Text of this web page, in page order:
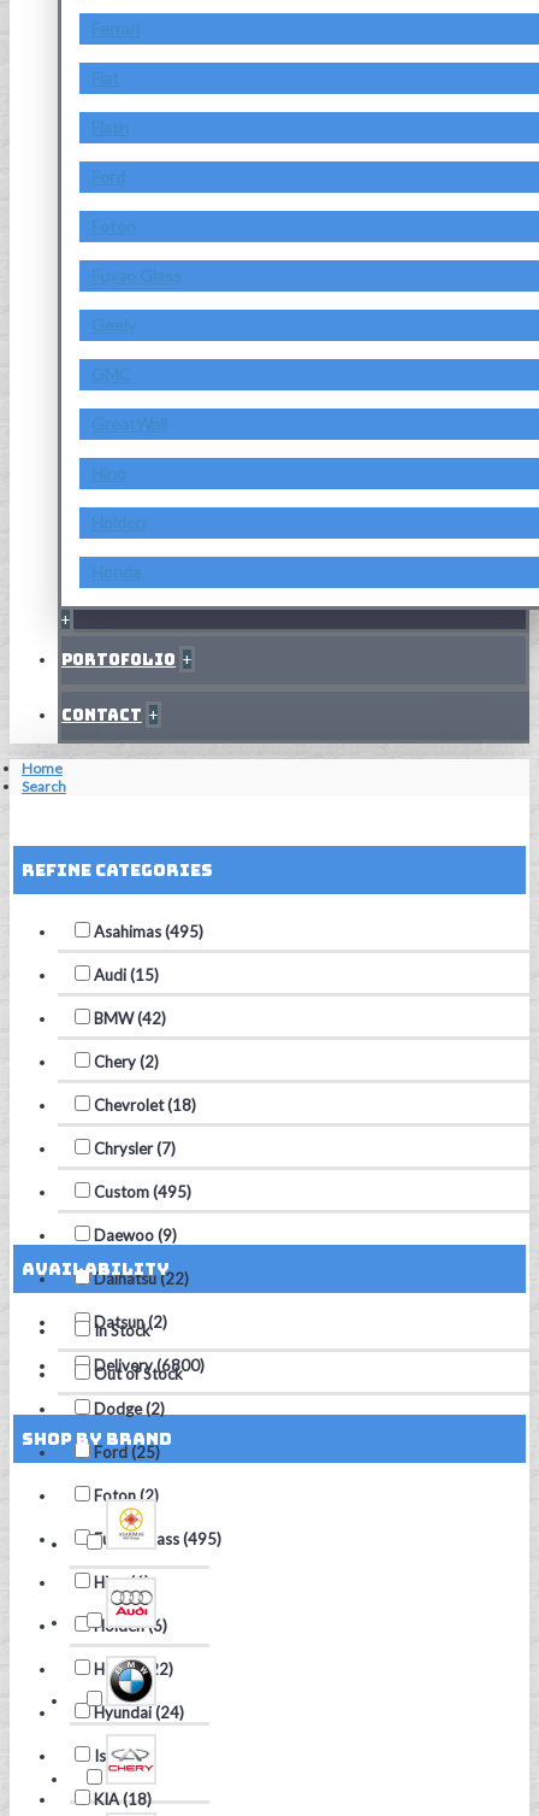
Ferrari
Fiat
Fiath
Ford
Foton
Fuyao Glass
Geely
GMC
GreatWall
Hino
Holden
Honda
+
Portofolio +
Contact +
Home
Search
Refine Categories
Asahimas (495)
Audi (15)
BMW (42)
Chery (2)
Chevrolet (18)
Chrysler (7)
Custom (495)
Daewoo (9)
Daihatsu (22)
Datsun (2)
Delivery (6800)
Dodge (2)
Ford (25)
Foton (2)
Fuyao Glass (495)
Hino (6)
Holden (6)
Honda (22)
Hyundai (24)
Isuzu (7)
KIA (18)
Availability
In Stock
Out of Stock
Shop by Brand